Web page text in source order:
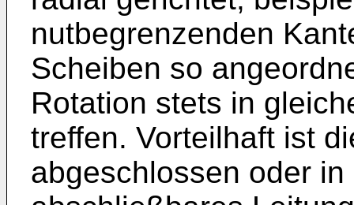
nutbegrenzenden
Scheiben so
Rotation stets in
treffen. Vorteilhaft ist
abgeschlossen oder